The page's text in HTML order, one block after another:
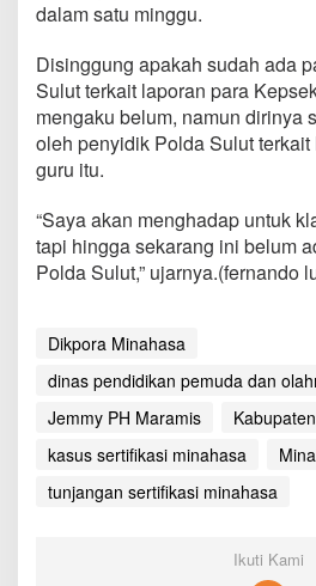
dalam satu minggu.
Disinggung apakah sudah ada
Sulut terkait laporan para
mengaku belum, namun dirinya
oleh penyidik Polda Sulut
guru itu.
“Saya akan menghadap untuk
tapi hingga sekarang ini belum
Polda Sulut,” ujarnya.(fernando
Dikpora Minahasa
dinas pendidikan pemuda dan
Jemmy PH Maramis
kasus sertifikasi minahasa
tunjangan sertifikasi minahasa
Ikuti Kami